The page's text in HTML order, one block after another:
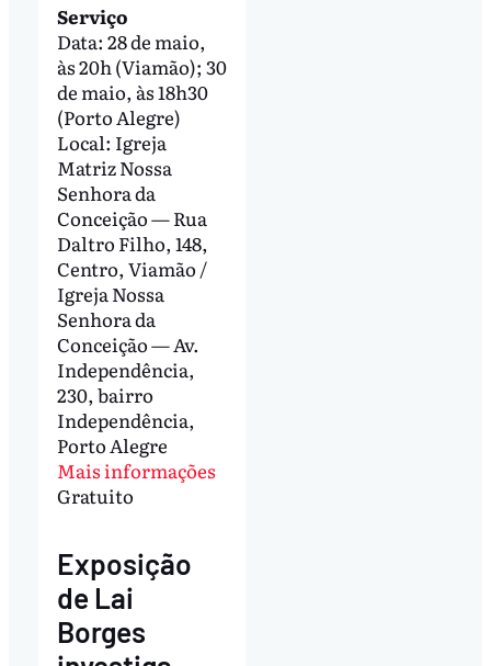
Serviço
Data: 28 de maio,
às 20h (Viamão); 30
de maio, às 18h30
(Porto Alegre)
Local: Igreja
Matriz Nossa
Senhora da
Conceição — Rua
Daltro Filho, 148,
Centro, Viamão /
Igreja Nossa
Senhora da
Conceição — Av.
Independência,
230, bairro
Independência,
Porto Alegre
Mais informações
Gratuito
Exposição
de Lai
Borges